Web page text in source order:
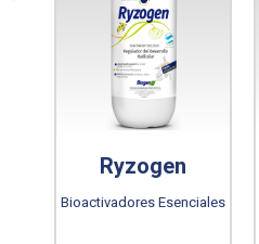
Bioactivadores Esenciales
Ryzogen